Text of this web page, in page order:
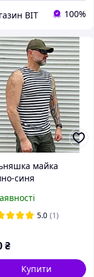
BIT 100%
майка
синя
5.0 (1)
₴
Купити